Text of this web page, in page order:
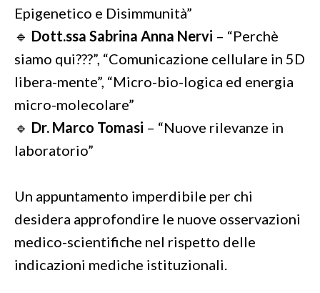
Epigenetico e Disimmunità”
🔹 Dott.ssa Sabrina Anna Nervi – “Perchè
siamo qui???”, “Comunicazione cellulare in 5D
libera-mente”, “Micro-bio-logica ed energia
micro-molecolare”
🔹 Dr. Marco Tomasi – “Nuove rilevanze in
laboratorio”
Un appuntamento imperdibile per chi
desidera approfondire le nuove osservazioni
medico-scientifiche nel rispetto delle
indicazioni mediche istituzionali.